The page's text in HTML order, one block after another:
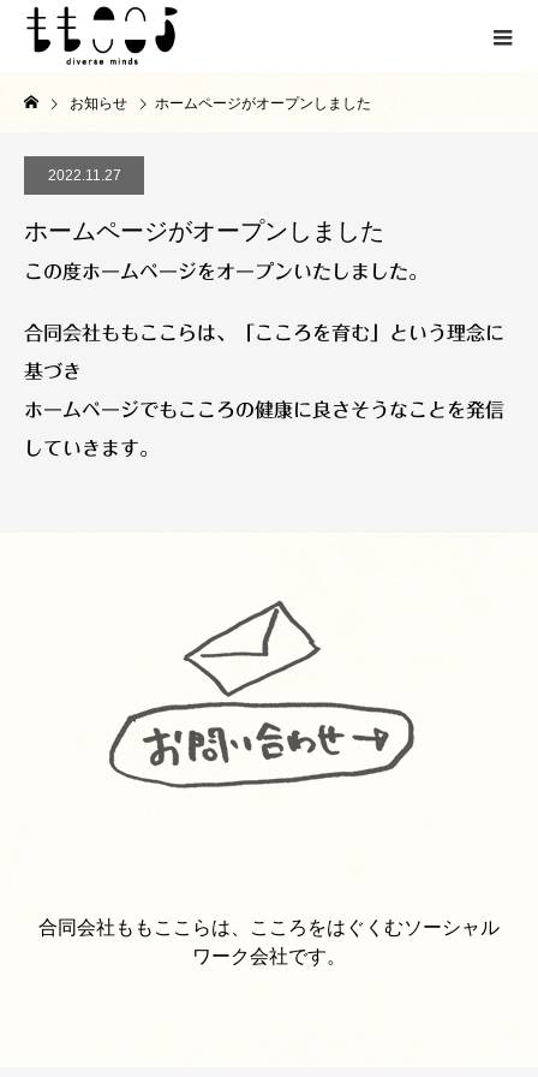
お知らせ ホームページがオープンしました
2022.11.27
ホームページがオープンしました
この度ホームページをオープンいたしました。
合同会社ももここらは、「こころを育む」という理念に
基づき
ホームページでもこころの健康に良さそうなことを発信
していきます。
合同会社ももここらは、こころをはぐくむソーシャル
ワーク会社です。